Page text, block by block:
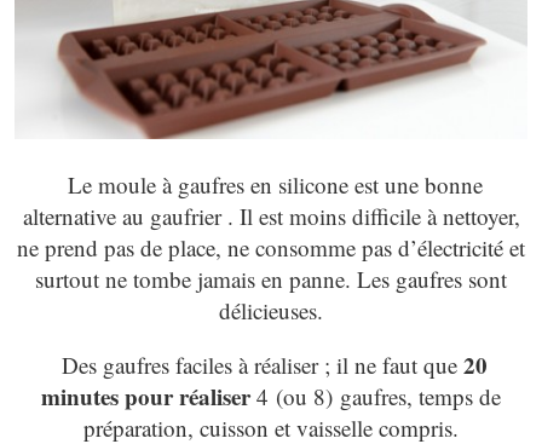
Le moule à gaufres en silicone est une bonne
alternative au gaufrier . Il est moins difficile à nettoyer,
ne prend pas de place, ne consomme pas d’électricité et
surtout ne tombe jamais en panne. Les gaufres sont
délicieuses.
Des gaufres faciles à réaliser ; il ne faut que 20
minutes pour réaliser4 (ou 8) gaufres, temps de
préparation, cuisson et vaisselle compris.